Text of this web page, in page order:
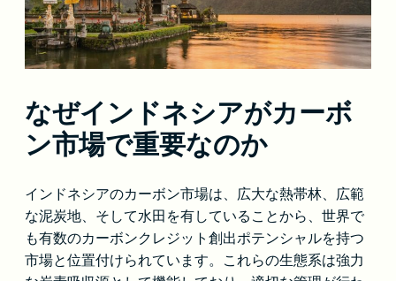
なぜインドネシアがカーボ
ン市場で重要なのか
インドネシアのカーボン市場は、広大な熱帯林、広範
な泥炭地、そして水田を有していることから、世界で
も有数のカーボンクレジット創出ポテンシャルを持つ
市場と位置付けられています。これらの生態系は強力